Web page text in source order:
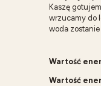
Kaszę
wrzucamy do
woda zostanie
Wartość
Wartość